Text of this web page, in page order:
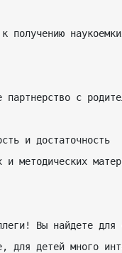
получению
партнерство с
и достаточность
и методических
Вы найдете
для детей много